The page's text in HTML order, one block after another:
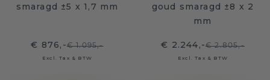
smaragd ±5 x 1,7 mm
€ 876,-€ 1.095,-
Excl. Tax & BTW
goud smaragd ±8 x 2
mm
€ 2.244,-€ 2.805,-
Excl. Tax & BTW